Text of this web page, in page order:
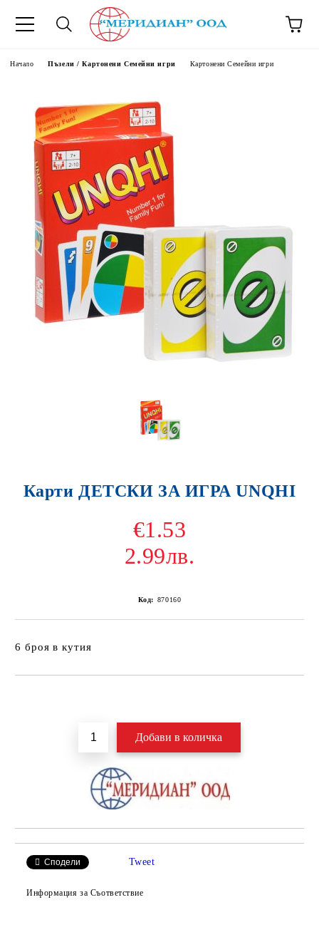
Начало Пъзели / Картонени Семейни игри Картонени Семейни игри
Карти ДЕТСКИ ЗА ИГРА UNQHI
€1.53
2.99лв.
Код: 870160
6 броя в кутия
Сподели Tweet
Информация за Съответствие